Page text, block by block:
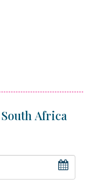
Africa